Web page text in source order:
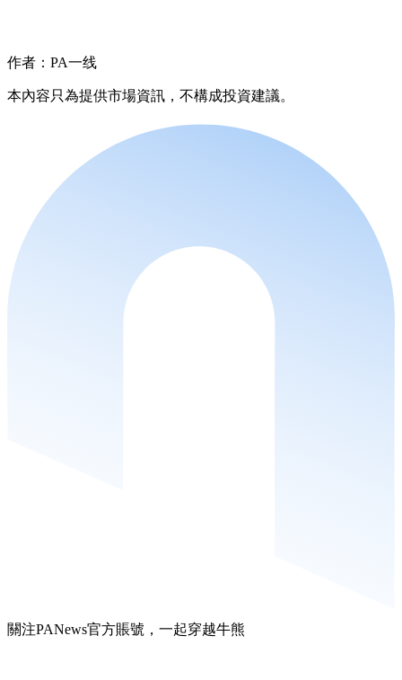
作者：PA一线
本內容只為提供市場資訊，不構成投資建議。
關注PANews官方賬號，一起穿越牛熊